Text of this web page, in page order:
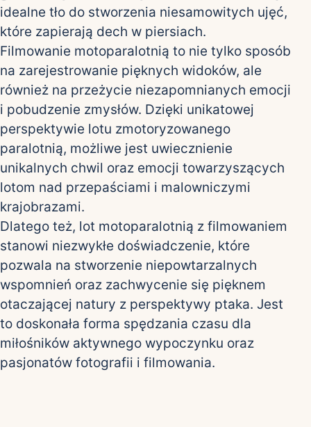
idealne tło do stworzenia niesamowitych ujęć,
które zapierają dech w piersiach.
Filmowanie motoparalotnią to nie tylko sposób
na zarejestrowanie pięknych widoków, ale
również na przeżycie niezapomnianych emocji
i pobudzenie zmysłów. Dzięki unikatowej
perspektywie lotu zmotoryzowanego
paralotnią, możliwe jest uwiecznienie
unikalnych chwil oraz emocji towarzyszących
lotom nad przepaściami i malowniczymi
krajobrazami.
Dlatego też, lot motoparalotnią z filmowaniem
stanowi niezwykłe doświadczenie, które
pozwala na stworzenie niepowtarzalnych
wspomnień oraz zachwycenie się pięknem
otaczającej natury z perspektywy ptaka. Jest
to doskonała forma spędzania czasu dla
miłośników aktywnego wypoczynku oraz
pasjonatów fotografii i filmowania.